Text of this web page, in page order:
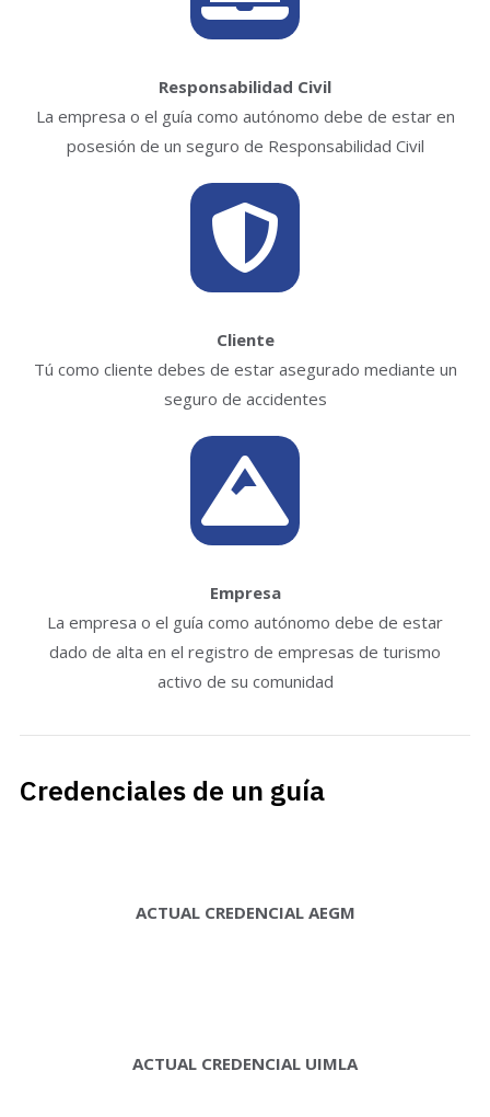
Responsabilidad Civil
La empresa o el guía como autónomo debe de estar en
posesión de un seguro de Responsabilidad Civil
Cliente
Tú como cliente debes de estar asegurado mediante un
seguro de accidentes
Empresa
La empresa o el guía como autónomo debe de estar
dado de alta en el registro de empresas de turismo
activo de su comunidad
Credenciales de un guía
ACTUAL CREDENCIAL AEGM
ACTUAL CREDENCIAL UIMLA